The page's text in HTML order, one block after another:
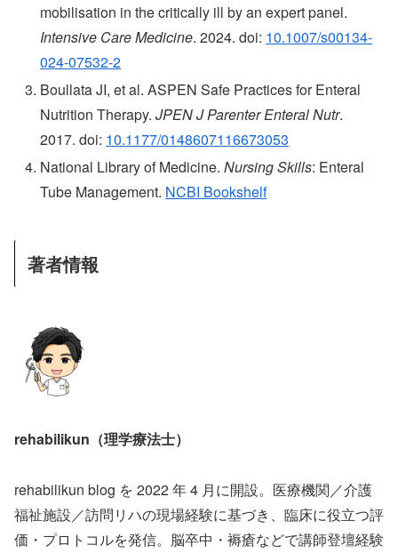
mobilisation in the critically ill by an expert panel.
Intensive Care Medicine. 2024. doi: 10.1007/s00134-
024-07532-2
Boullata JI, et al. ASPEN Safe Practices for Enteral
Nutrition Therapy.JPEN J Parenter Enteral Nutr.
2017. doi: 10.1177/0148607116673053
National Library of Medicine.Nursing Skills: Enteral
Tube Management. NCBI Bookshelf
著者情報
rehabilikun（理学療法士）
rehabilikun blog を 2022 年 4 月に開設。医療機関／介護
福祉施設／訪問リハの現場経験に基づき、臨床に役立つ評
価・プロトコルを発信。脳卒中・褥瘡などで講師登壇経験